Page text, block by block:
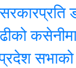
डा.
नवौं